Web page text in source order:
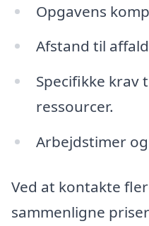
Opgavens
Afstand til
Specifikke krav
ressourcer.
Arbejdstimer
Ved at kontakte
sammenligne